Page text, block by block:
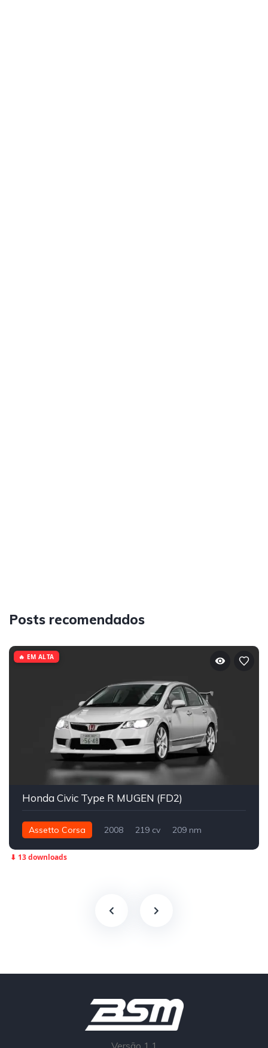
Posts recomendados
Honda Civic Type R MUGEN (FD2)
Assetto Corsa 2008 219 cv
209 nm
🔥 EM ALTA
⬇ 13 downloads
Versão 1.1